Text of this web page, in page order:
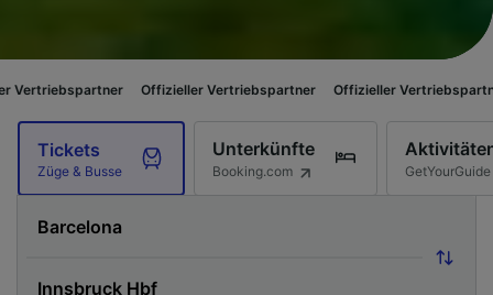
Offizieller Vertriebspartner Offizieller Vertriebspartner
Tickets
Züge & Busse
Unterkünfte
Booking.com GetYourGuide